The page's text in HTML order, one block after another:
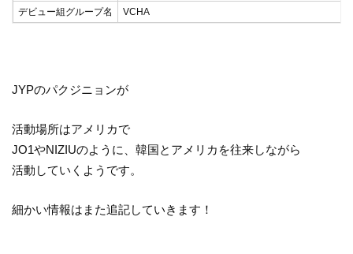
デビュー組グループ名
VCHA
JYPのパクジニョンが
活動場所はアメリカで
JO1やNIZIUのように、韓国とアメリカを往来しながら
活動していくようです。
細かい情報はまた追記していきます！